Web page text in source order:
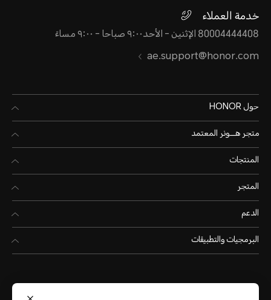
خدمة العملاء
80004444408 الإثنين - الأحد٩:٠٠ صباحا - ٩:٠٠ مساءً
ae.support@honor.com
حول HONOR
متجر هـــونر المعتمد
المنتجات
المتجر
الدعم
البرمجيات والتطبيقات